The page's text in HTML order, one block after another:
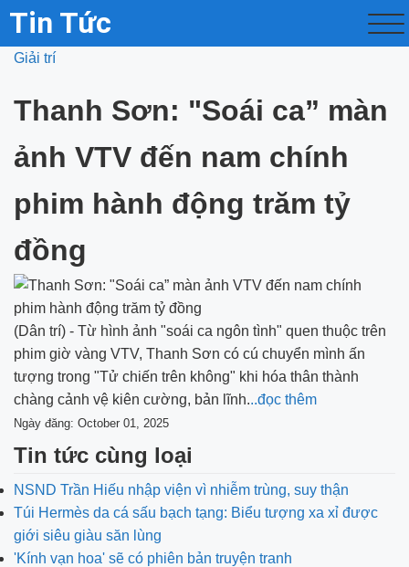
Tin Tức
Giải trí
Thanh Sơn: "Soái ca” màn
ảnh VTV đến nam chính
phim hành động trăm tỷ
đồng
(Dân trí) - Từ hình ảnh "soái ca ngôn tình" quen thuộc trên
phim giờ vàng VTV, Thanh Sơn có cú chuyển mình ấn
tượng trong "Tử chiến trên không" khi hóa thân thành
chàng cảnh vệ kiên cường, bản lĩnh...đọc thêm
Ngày đăng: October 01, 2025
Tin tức cùng loại
NSND Trần Hiếu nhập viện vì nhiễm trùng, suy thận
Túi Hermès da cá sấu bạch tạng: Biểu tượng xa xỉ được
giới siêu giàu săn lùng
'Kính vạn hoa' sẽ có phiên bản truyện tranh